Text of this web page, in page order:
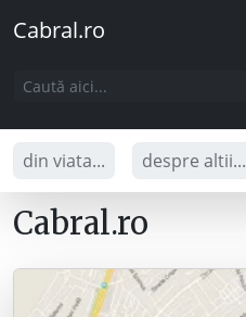
Cabral.ro
din viata... despre altii...
Cabral.ro